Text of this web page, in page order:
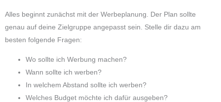
Alles beginnt zunächst mit der Werbeplanung. Der Plan sollte
genau auf deine Zielgruppe angepasst sein. Stelle dir dazu am
besten folgende Fragen:
Wo sollte ich Werbung machen?
Wann sollte ich werben?
In welchem Abstand sollte ich werben?
Welches Budget möchte ich dafür ausgeben?